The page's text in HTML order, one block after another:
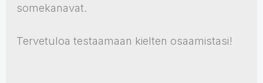
somekanavat.
Tervetuloa testaamaan kielten osaamistasi!